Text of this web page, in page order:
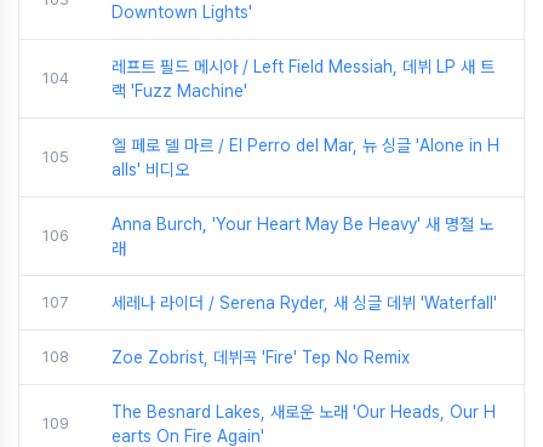
Downtown Lights'
104
레프트 필드 메시아 / Left Field Messiah, 데뷔 LP 새 트
랙 'Fuzz Machine'
105
엘 페로 델 마르 / El Perro del Mar, 뉴 싱글 'Alone in H
alls' 비디오
106
Anna Burch, 'Your Heart May Be Heavy' 새 명절 노
래
107 세레나 라이더 / Serena Ryder, 새 싱글 데뷔 'Waterfall'
108 Zoe Zobrist, 데뷔곡 'Fire' Tep No Remix
109
The Besnard Lakes, 새로운 노래 'Our Heads, Our H
earts On Fire Again'